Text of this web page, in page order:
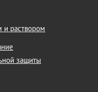
и раствором
защиты